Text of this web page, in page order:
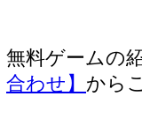
無料ゲームの
合わせ】 から